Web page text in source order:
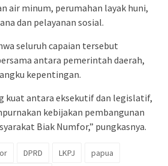
air minum, perumahan layak huni,
dan pelayanan sosial.
seluruh capaian tersebut
antara pemerintah daerah,
kepentingan.
kuat antara eksekutif dan legislatif,
kebijakan pembangunan
Biak Numfor,” pungkasnya.
DPRD LKPJ papua